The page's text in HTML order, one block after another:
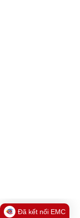
Đã kết nối EMC